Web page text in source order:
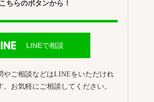
ちらのボタンから！
LINEで相談
やご相談などはLINEをいただけれ
。お気軽にご相談してください。